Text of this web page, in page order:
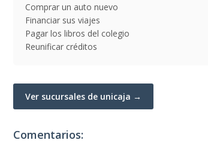
Comprar un auto nuevo
Financiar sus viajes
Pagar los libros del colegio
Reunificar créditos
Ver sucursales de unicaja →
Comentarios: